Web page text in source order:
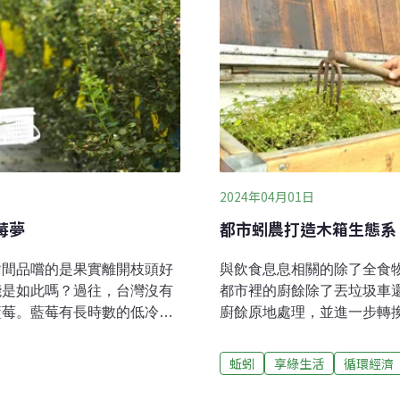
夢
品嚐的是果實離開枝頭好
如此嗎？過往，台灣沒有
。藍莓有長時數的低冷需
2024年04月01日
都市蚓農打造木箱生態
與飲食息息相關的除了全食
都市裡的廚餘除了丟垃圾車
廚餘原地處理，並進一步轉
環養耕農法的李朝安創辦了
營造的生技博士林琬曼共同
蚯蚓 享綠生活 循環經濟